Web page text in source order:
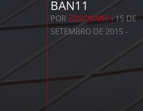
BAN11
POR EDSONMRI- 15 DE
SETEMBRO DE 2015 -